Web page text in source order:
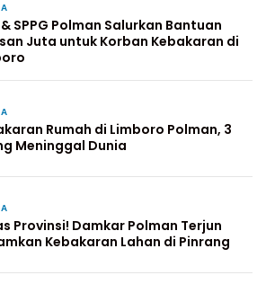
& SPPG Polman Salurkan Bantuan
Juta untuk Korban Kebakaran di
Rumah di Limboro Polman, 3
Meninggal Dunia
Provinsi! Damkar Polman Terjun
Kebakaran Lahan di Pinrang